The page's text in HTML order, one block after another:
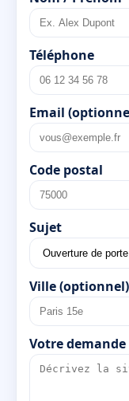
Téléphone
Email
Code postal
Sujet
Ville (optionnel)
Votre demande